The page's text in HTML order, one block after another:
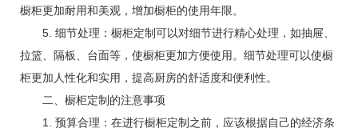
橱柜更加耐用和美观，增加橱柜的使用年限。
5. 细节处理：橱柜定制可以对细节进行精心处理，如抽屉、
拉篮、隔板、台面等，使橱柜更加方便使用。细节处理可以使橱
柜更加人性化和实用，提高厨房的舒适度和便利性。
二、橱柜定制的注意事项
1. 预算合理：在进行橱柜定制之前，应该根据自己的经济条